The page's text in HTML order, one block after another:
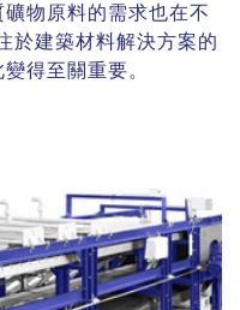
物原料的需求也在不
於建築材料解決方案的
得至關重要。